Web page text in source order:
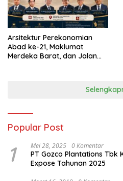
Arsitektur Perekonomian
Abad ke-21, Maklumat
Merdeka Barat, dan Jalan
Popular Post
1 Mei 28, 2025 0 Komentar
PT Gozco Plantations Tbk
Expose Tahunan 2025